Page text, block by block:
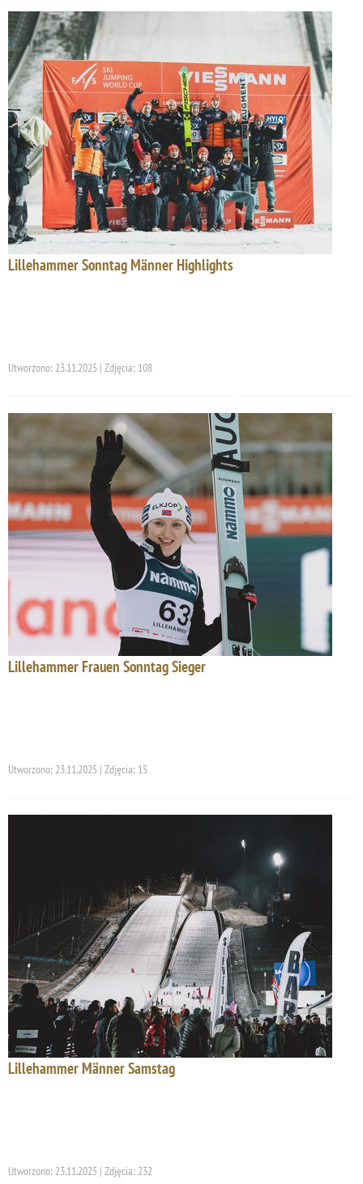
Lillehammer Sonntag Männer Highlights
Utworzono: 23.11.2025 | Zdjęcia: 108
Lillehammer Frauen Sonntag Sieger
Utworzono: 23.11.2025 | Zdjęcia: 15
Lillehammer Männer Samstag
Utworzono: 23.11.2025 | Zdjęcia: 232